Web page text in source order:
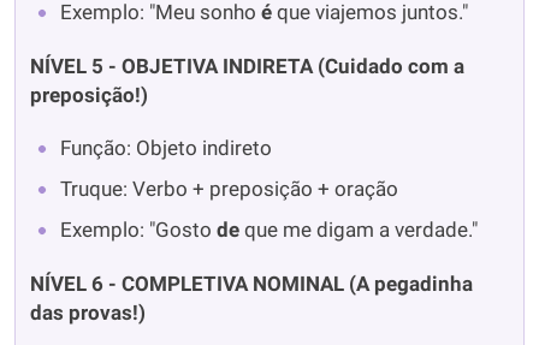
Exemplo: "Meu sonho é que viajemos juntos."
NÍVEL 5 - OBJETIVA INDIRETA (Cuidado com a
preposição!)
Função: Objeto indireto
Truque: Verbo + preposição + oração
Exemplo: "Gosto de que me digam a verdade."
NÍVEL 6 - COMPLETIVA NOMINAL (A pegadinha
das provas!)